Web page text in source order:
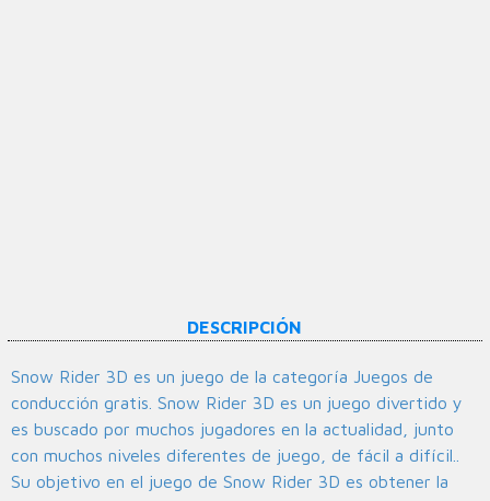
DESCRIPCIÓN
Snow Rider 3D es un juego de la categoría Juegos de
conducción gratis. Snow Rider 3D es un juego divertido y
es buscado por muchos jugadores en la actualidad, junto
con muchos niveles diferentes de juego, de fácil a difícil..
Su objetivo en el juego de Snow Rider 3D es obtener la